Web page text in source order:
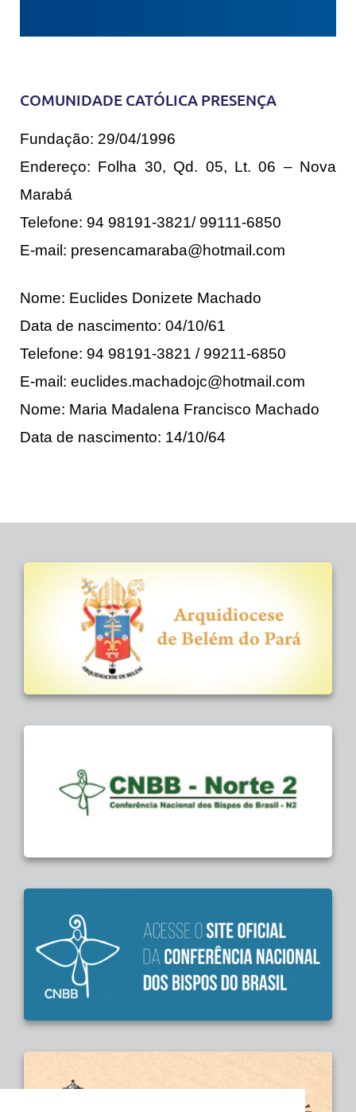
COMUNIDADE CATÓLICA PRESENÇA
Fundação: 29/04/1996
Endereço: Folha 30, Qd. 05, Lt. 06 – Nova
Marabá
Telefone: 94 98191-3821/ 99111-6850
E-mail: presencamaraba@hotmail.com
Nome: Euclides Donizete Machado
Data de nascimento: 04/10/61
Telefone: 94 98191-3821 / 99211-6850
E-mail: euclides.machadojc@hotmail.com
Nome: Maria Madalena Francisco Machado
Data de nascimento: 14/10/64